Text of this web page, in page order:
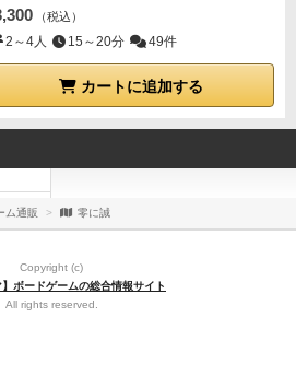
（税込）
2～4人 15～20分 49件
カートに追加する
ム通販 零に誠
Copyright (c)
】ボードゲームの総合情報サイト
All rights reserved.